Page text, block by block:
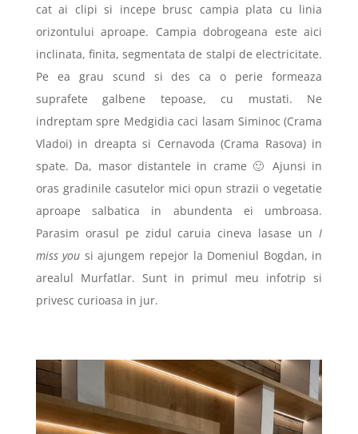
cat ai clipi si incepe brusc campia plata cu linia
orizontului aproape. Campia dobrogeana este aici
inclinata, finita, segmentata de stalpi de electricitate.
Pe ea grau scund si des ca o perie formeaza
suprafete galbene tepoase, cu mustati. Ne
indreptam spre Medgidia caci lasam Siminoc (Crama
Vladoi) in dreapta si Cernavoda (Crama Rasova) in
spate. Da, masor distantele in crame 🙂 Ajunsi in
oras gradinile casutelor mici opun strazii o vegetatie
aproape salbatica in abundenta ei umbroasa.
Parasim orasul pe zidul caruia cineva lasase un I
miss you si ajungem repejor la Domeniul Bogdan, in
arealul Murfatlar. Sunt in primul meu infotrip si
privesc curioasa in jur.